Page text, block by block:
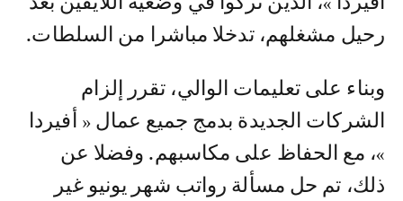
رحيل مشغلهم، تدخلا مباشرا من السلطات.
وبناء على تعليمات الوالي، تقرر إلزام
الشركات الجديدة بدمج جميع عمال « أفيردا
»، مع الحفاظ على مكاسبهم. وفضلا عن
ذلك، تم حل مسألة رواتب شهر يونيو غير